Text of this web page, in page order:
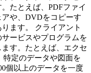
たとえば、PDFファイ
や、DVDをコピーす
ます。 クライアント
ービスやプログラムを
す。たとえば、エクセ
特定のデータや図面を
個以上のデータを一度